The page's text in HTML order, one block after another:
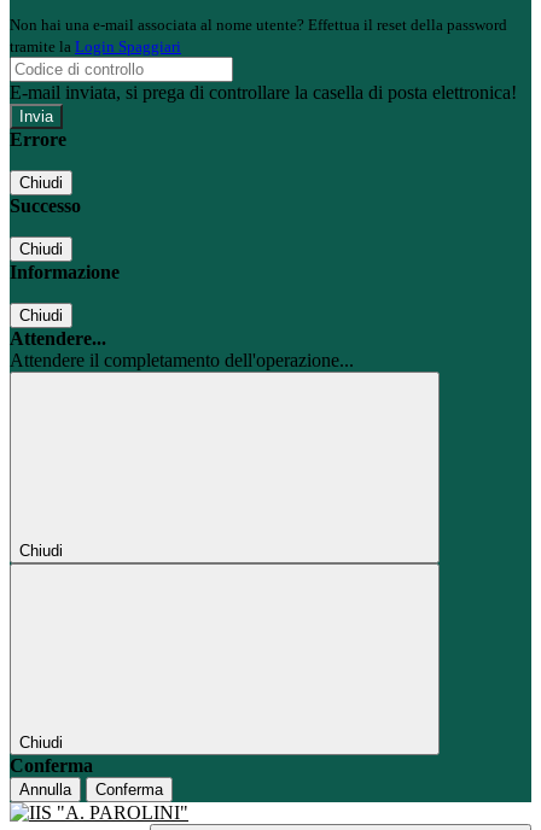
Non hai una e-mail associata al nome utente? Effettua il reset della password
tramite la Login Spaggiari
E-mail inviata, si prega di controllare la casella di posta elettronica!
Errore
Chiudi
Successo
Chiudi
Informazione
Chiudi
Attendere...
Attendere il completamento dell'operazione...
Chiudi
Chiudi
Conferma
Annulla Conferma